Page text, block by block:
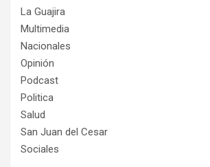
La Guajira
Multimedia
Nacionales
Opinión
Podcast
Politica
Salud
San Juan del Cesar
Sociales